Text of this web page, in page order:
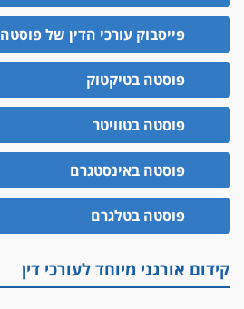
פייסבוק עורכי הדין של פוסטה
פוסטה בטיקטוק
פוסטה בטוויטר
פוסטה באינסטגרם
פוסטה בטלגרם
קידום אורגני מיוחד לעורכי דין